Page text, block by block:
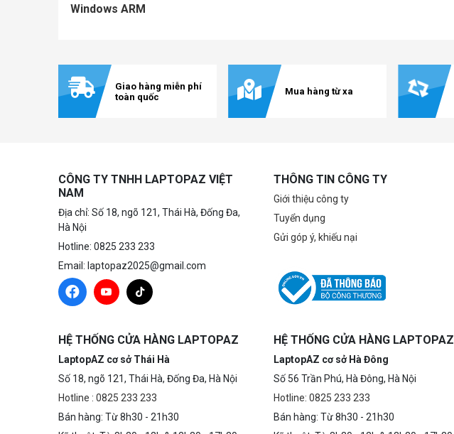
Windows ARM
Giao hàng miễn phí
toàn quốc
Mua hàng từ xa
CÔNG TY TNHH LAPTOPAZ VIỆT
NAM
Địa chỉ: Số 18, ngõ 121, Thái Hà, Đống Đa,
Hà Nội
Hotline: 0825 233 233
Email: laptopaz2025@gmail.com
THÔNG TIN CÔNG TY
Giới thiệu công ty
Tuyển dụng
Gửi góp ý, khiếu nại
HỆ THỐNG CỬA HÀNG LAPTOPAZ
LaptopAZ cơ sở Thái Hà
Số 18, ngõ 121, Thái Hà, Đống Đa, Hà Nội
Hotline : 0825 233 233
Bán hàng: Từ 8h30 - 21h30
HỆ THỐNG CỬA HÀNG LAPTOPAZ
LaptopAZ cơ sở Hà Đông
Số 56 Trần Phú, Hà Đông, Hà Nội
Hotline: 0825 233 233
Bán hàng: Từ 8h30 - 21h30